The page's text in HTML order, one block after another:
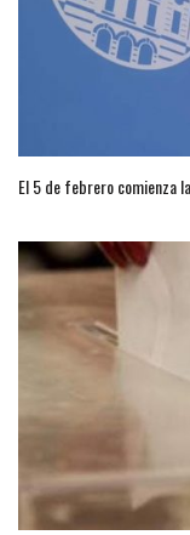
El 5 de febrero comienza